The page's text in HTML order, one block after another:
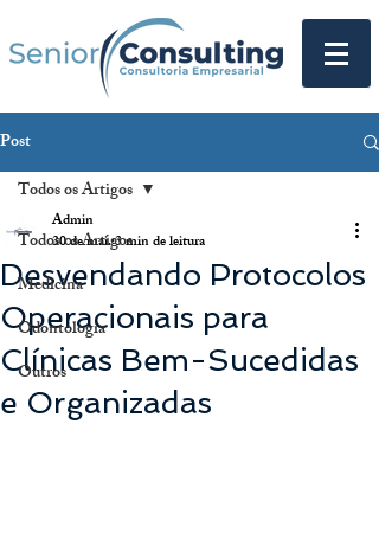
Post
Todos os Artigos
Medicina
Odontologia
Outros
Todos os Artigos
Desvendando Protocolos
Operacionais para
Clínicas Bem-Sucedidas
e Organizadas
Admin
30 de mai.3 min de leitura